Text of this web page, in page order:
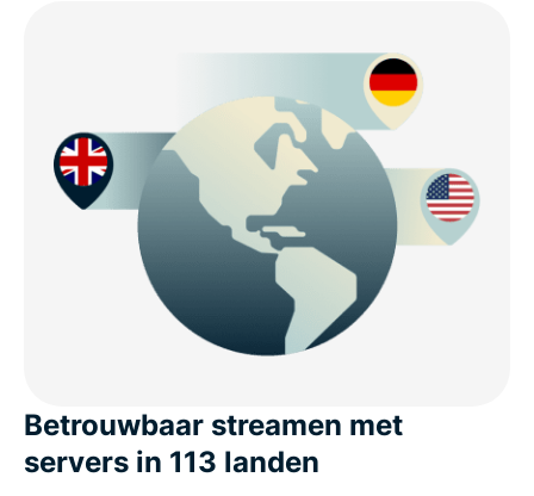
Betrouwbaar streamen met
servers in 113 landen